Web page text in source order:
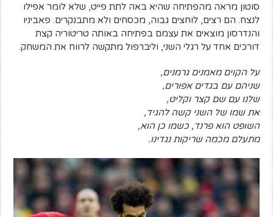
סוטון מראה מהפתיחה שהיא באה לתת פייט, שלא לומר אפילו
לנצח. הם רצים, לוחצים גבוה, מכסחים ולא מתבנקרים. פאביניו
והנדרסון מוצאים את עצמם בפתיחה באותה טריטוריה קצת
דורכים אחד על רגלי השני, וליברפול מתקשה לרווח את המשחק.
על הקוים מאמנים גרמנים,
שניהם עם בגדים אפורים,
שלנו עם שם קצר וקליט,
את שמו של השני קשה להגיד,
השופט הוא פרנד, כשמו כן הוא,
מתעלם מכמה שריקות נגדינו.